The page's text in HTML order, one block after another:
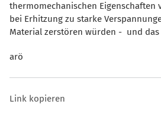
thermomechanischen Eigenschaften
bei Erhitzung zu starke
Material zerstören würden - und das
arö
Link kopieren